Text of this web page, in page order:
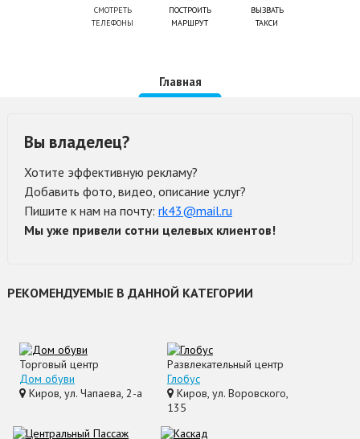
СМОТРЕТЬ
ТЕЛЕФОНЫ
ПОСТРОИТЬ
МАРШРУТ
ВЫЗВАТЬ
ТАКСИ
Главная
Вы владелец?
Хотите эффективную рекламу?
Добавить фото, видео, описание услуг?
Пишите к нам на почту: rk43@mail.ru
Мы уже привели сотни целевых клиентов!
РЕКОМЕНДУЕМЫЕ В ДАННОЙ КАТЕГОРИИ
Торговый центр
Дом обуви
Киров, ул. Чапаева, 2-а
Развлекательный центр
Глобус
Киров, ул. Воровского,
135